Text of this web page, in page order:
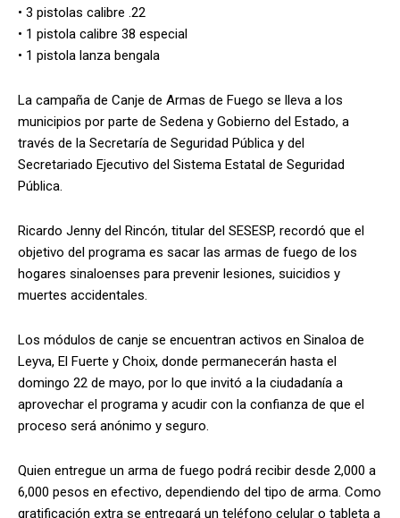
• 3 pistolas calibre .22
• 1 pistola calibre 38 especial
• 1 pistola lanza bengala
La campaña de Canje de Armas de Fuego se lleva a los
municipios por parte de Sedena y Gobierno del Estado, a
través de la Secretaría de Seguridad Pública y del
Secretariado Ejecutivo del Sistema Estatal de Seguridad
Pública.
Ricardo Jenny del Rincón, titular del SESESP, recordó que el
objetivo del programa es sacar las armas de fuego de los
hogares sinaloenses para prevenir lesiones, suicidios y
muertes accidentales.
Los módulos de canje se encuentran activos en Sinaloa de
Leyva, El Fuerte y Choix, donde permanecerán hasta el
domingo 22 de mayo, por lo que invitó a la ciudadanía a
aprovechar el programa y acudir con la confianza de que el
proceso será anónimo y seguro.
Quien entregue un arma de fuego podrá recibir desde 2,000 a
6,000 pesos en efectivo, dependiendo del tipo de arma. Como
gratificación extra se entregará un teléfono celular o tableta a